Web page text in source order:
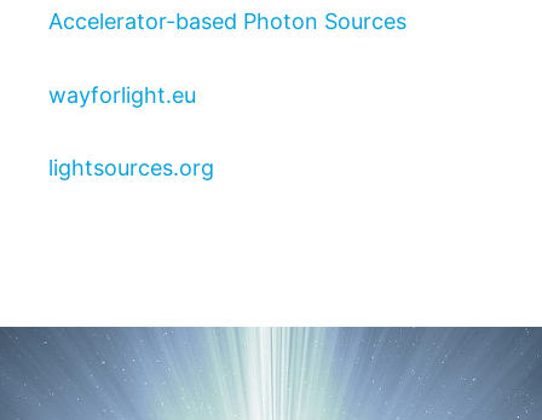
Accelerator-based Photon Sources
wayforlight.eu
lightsources.org